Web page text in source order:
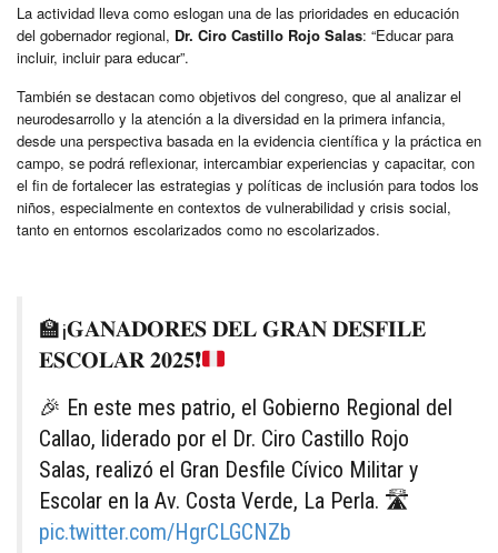
La actividad lleva como eslogan una de las prioridades en educación
del gobernador regional, Dr. Ciro Castillo Rojo Salas: “Educar para
incluir, incluir para educar”.
También se destacan como objetivos del congreso, que al analizar el
neurodesarrollo y la atención a la diversidad en la primera infancia,
desde una perspectiva basada en la evidencia científica y la práctica en
campo, se podrá reflexionar, intercambiar experiencias y capacitar, con
el fin de fortalecer las estrategias y políticas de inclusión para todos los
niños, especialmente en contextos de vulnerabilidad y crisis social,
tanto en entornos escolarizados como no escolarizados.
🏫¡𝐆𝐀𝐍𝐀𝐃𝐎𝐑𝐄𝐒 𝐃𝐄𝐋 𝐆𝐑𝐀𝐍 𝐃𝐄𝐒𝐅𝐈𝐋𝐄
𝐄𝐒𝐂𝐎𝐋𝐀𝐑 𝟐𝟎𝟐𝟓❗
🎉 En este mes patrio, el Gobierno Regional del
Callao, liderado por el Dr. Ciro Castillo Rojo
Salas, realizó el Gran Desfile Cívico Militar y
Escolar en la Av. Costa Verde, La Perla. 🛣️
pic.twitter.com/HgrCLGCNZb